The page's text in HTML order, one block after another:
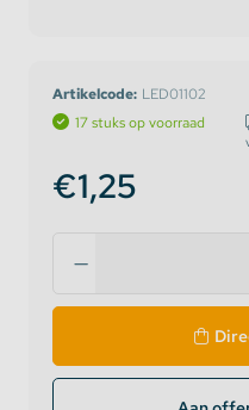
Artikelcode: LED01102
17 stuks op voorraad
€1,25